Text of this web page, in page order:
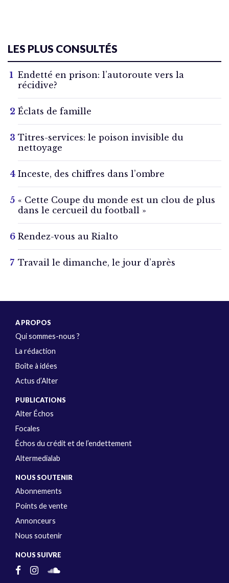
LES PLUS CONSULTÉS
Endetté en prison: l’autoroute vers la
récidive?
Éclats de famille
Titres-services: le poison invisible du
nettoyage
Inceste, des chiffres dans l’ombre
« Cette Coupe du monde est un clou de plus
dans le cercueil du football »
Rendez-vous au Rialto
Travail le dimanche, le jour d’après
A PROPOS
Qui sommes-nous ?
La rédaction
Boîte à idées
Actus d’Alter
PUBLICATIONS
Alter Échos
Focales
Échos du crédit et de l’endettement
Altermedialab
NOUS SOUTENIR
Abonnements
Points de vente
Annonceurs
Nous soutenir
NOUS SUIVRE